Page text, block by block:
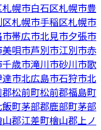
札幌市白石区札幌市豊
札幌市手稲区札幌市
市帯広市北見市夕張市
美唄市芦別市江別市赤
千歳市滝川市砂川市歌
市北広島市石狩市北
松前町松前郡福島町
町茅部郡鹿部町茅部
郡江差町檜山郡上ノ